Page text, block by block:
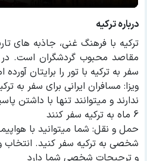
درباره ترکیه
ترکیه با فرهنگ غنی، جاذبه های
مقاصد محبوب گردشگران است. در
سفر به ترکیه با تور را برایتان آورده
ویزا: مسافران ایرانی برای سفر به
ندارند و میتوانند تنها با داشتن
6 ماه به ترکیه سفر کنند
حمل و نقل: شما میتوانید با
شخصی به ترکیه سفر کنید. انتخاب
و ترجیحات شخصی شما دارد